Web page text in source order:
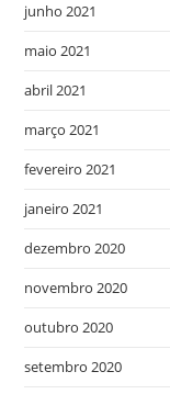
junho 2021
maio 2021
abril 2021
março 2021
fevereiro 2021
janeiro 2021
dezembro 2020
novembro 2020
outubro 2020
setembro 2020